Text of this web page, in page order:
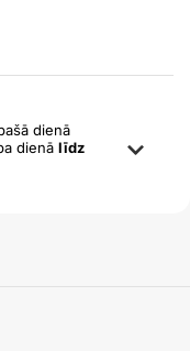
dienā
dienā līdz